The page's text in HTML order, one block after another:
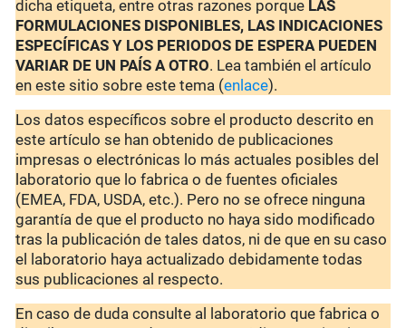
dicha etiqueta, entre otras razones porque LAS
FORMULACIONES DISPONIBLES, LAS INDICACIONES
ESPECÍFICAS Y LOS PERIODOS DE ESPERA PUEDEN
VARIAR DE UN PAÍS A OTRO. Lea también el artículo
en este sitio sobre este tema (enlace).
Los datos específicos sobre el producto descrito en
este artículo se han obtenido de publicaciones
impresas o electrónicas lo más actuales posibles del
laboratorio que lo fabrica o de fuentes oficiales
(EMEA, FDA, USDA, etc.). Pero no se ofrece ninguna
garantía de que el producto no haya sido modificado
tras la publicación de tales datos, ni de que en su caso
el laboratorio haya actualizado debidamente todas
sus publicaciones al respecto.
En caso de duda consulte al laboratorio que fabrica o